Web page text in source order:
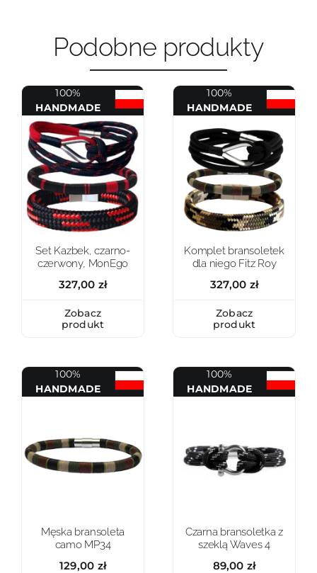
Podobne produkty
100%
HANDMADE
Set Kazbek, czarno-
czerwony, MonEgo
327,00 zł
Zobacz
produkt
100%
HANDMADE
Komplet bransoletek
dla niego Fitz Roy
327,00 zł
Zobacz
produkt
100%
HANDMADE
Męska bransoleta
camo MP34
129,00 zł
100%
HANDMADE
Czarna bransoletka z
szeklą Waves 4
89,00 zł